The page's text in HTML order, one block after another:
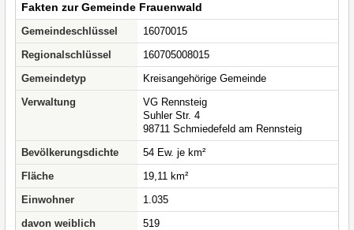
Fakten zur Gemeinde Frauenwald
Gemeindeschlüssel
16070015
Regionalschlüssel
160705008015
Gemeindetyp
Kreisangehörige Gemeinde
Verwaltung
VG Rennsteig
Suhler Str. 4
98711 Schmiedefeld am Rennsteig
Bevölkerungsdichte
54 Ew. je km²
Fläche
19,11 km²
Einwohner
1.035
davon weiblich
519